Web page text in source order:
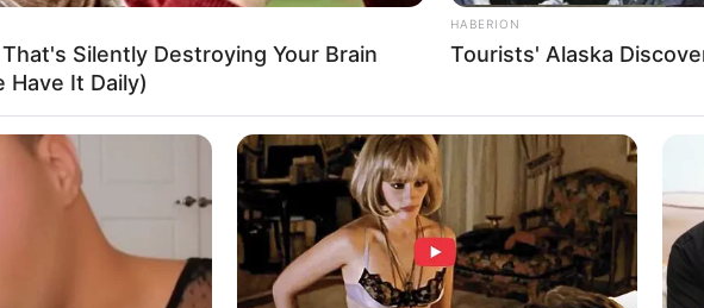
Silently Destroying Your Brain
Have It Daily)
HABERION
Tourists' Alaska